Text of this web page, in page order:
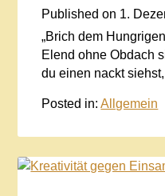
Published on 1.
„Brich dem
Elend ohne Obdach
du einen nackt
Posted in:Allgemein